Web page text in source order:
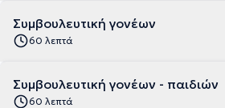
Συμβουλευτική γονέων
60 λεπτά
Συμβουλευτική γονέων - παιδιών
60 λεπτά